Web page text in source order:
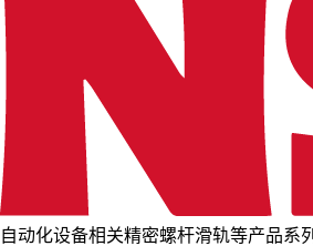
自动化设备相关精密螺杆滑轨等产品系